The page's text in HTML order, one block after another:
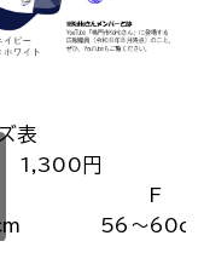
表
1,300円
F
56～